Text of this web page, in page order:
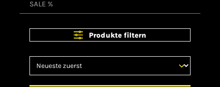
SALE %
Produkte filtern